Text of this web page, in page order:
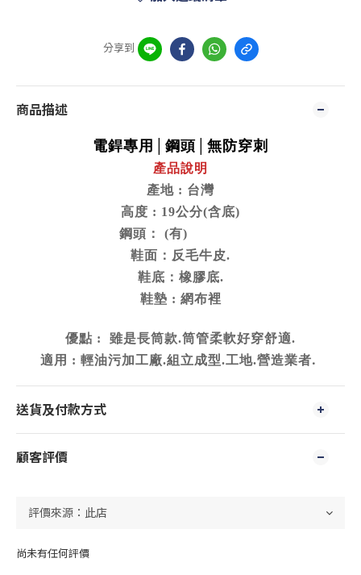
分享到
商品描述
電銲專用│鋼頭│無防穿刺
產品說明
產地 : 台灣
高度 : 19公分(含底)
鋼頭： (有)
鞋面：反毛牛皮.
鞋底：橡膠底.
鞋墊 : 網布裡
優點 : 雖是長筒款.筒管柔軟好穿舒適.
適用 : 輕油污加工廠.組立成型.工地.營造業者.
送貨及付款方式
顧客評價
尚未有任何評價